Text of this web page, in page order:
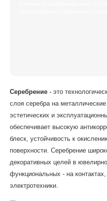
Серебрение - это
слоя серебра на
эстетических и
обеспечивает высокую
блеск, устойчивость к
поверхности. Серебрение
декоративных целей в
функциональных - на
электротехники.